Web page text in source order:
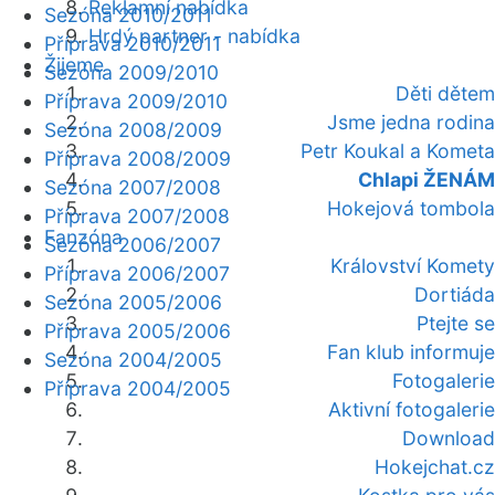
Reklamní nabídka
Hrdý partner - nabídka
Žijeme
Děti dětem
Jsme jedna rodina
Petr Koukal a Kometa
Chlapi ŽENÁM
Hokejová tombola
Fanzóna
Království Komety
Dortiáda
Ptejte se
Fan klub informuje
Fotogalerie
Aktivní fotogalerie
Download
Hokejchat.cz
Sezóna 2010/2011
Příprava 2010/2011
Sezóna 2009/2010
Příprava 2009/2010
Sezóna 2008/2009
Příprava 2008/2009
Sezóna 2007/2008
Příprava 2007/2008
Sezóna 2006/2007
Příprava 2006/2007
Sezóna 2005/2006
Příprava 2005/2006
Sezóna 2004/2005
Příprava 2004/2005